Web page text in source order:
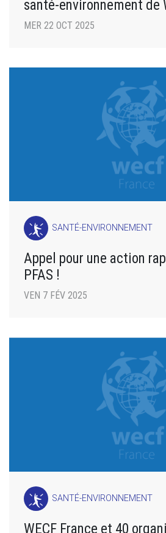
santé-environnement de
MER 22 OCT 2025
SANTÉ-ENVIRONNEMENT
Appel pour une action
PFAS !
VEN 7 FÉV 2025
SANTÉ-ENVIRONNEMENT
WECF France et 40